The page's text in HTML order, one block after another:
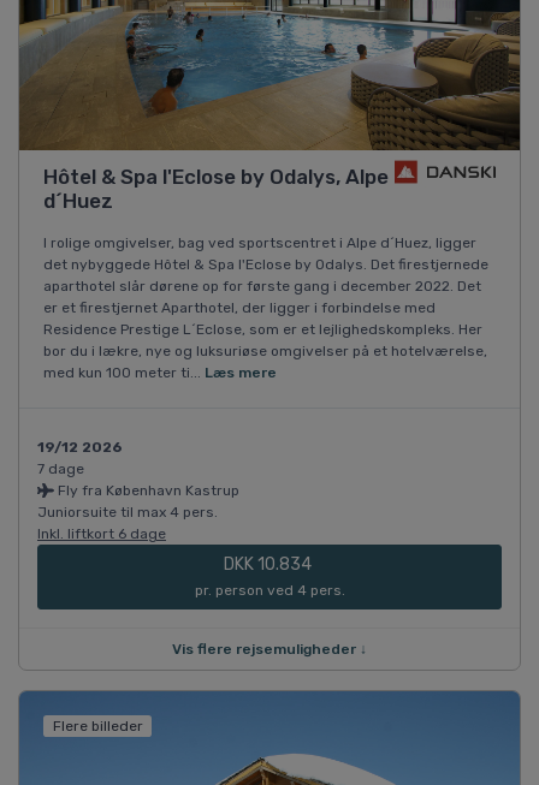
Hôtel & Spa l'Eclose by Odalys, Alpe
d´Huez
I rolige omgivelser, bag ved sportscentret i Alpe d´Huez, ligger
det nybyggede Hôtel & Spa l'Eclose by Odalys. Det firestjernede
aparthotel slår dørene op for første gang i december 2022. Det
er et firestjernet Aparthotel, der ligger i forbindelse med
Residence Prestige L´Eclose, som er et lejlighedskompleks. Her
bor du i lækre, nye og luksuriøse omgivelser på et hotelværelse,
med kun 100 meter ti... Læs mere
19/12 2026
7 dage
Fly fra København Kastrup
Juniorsuite til max 4 pers.
Inkl. liftkort 6 dage
DKK 10.834
pr. person ved 4 pers.
Vis flere rejsemuligheder ↓
Flere billeder